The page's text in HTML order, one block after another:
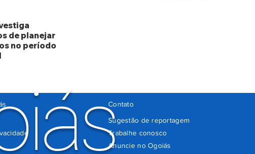
de planejar
no período
Sugestão de reportagem
Trabalhe conosco
Anuncie no Ogoiás
Contato